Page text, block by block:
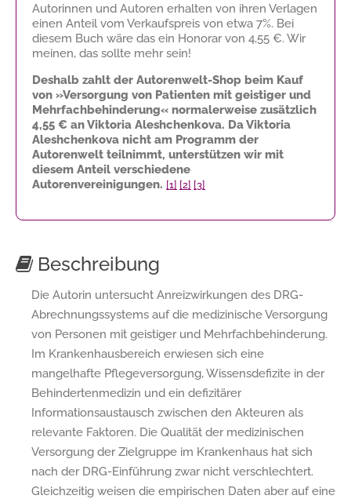
Autorinnen und Autoren erhalten von ihren Verlagen
einen Anteil vom Verkaufspreis von etwa 7%. Bei
diesem Buch wäre das ein Honorar von 4,55 €. Wir
meinen, das sollte mehr sein!
Deshalb zahlt der Autorenwelt-Shop beim Kauf
von »Versorgung von Patienten mit geistiger und
Mehrfachbehinderung« normalerweise zusätzlich
4,55 € an Viktoria Aleshchenkova. Da Viktoria
Aleshchenkova nicht am Programm der
Autorenwelt teilnimmt, unterstützen wir mit
diesem Anteil verschiedene
Autorenvereinigungen. [1] [2] [3]
Beschreibung
Die Autorin untersucht Anreizwirkungen des DRG-
Abrechnungssystems auf die medizinische Versorgung
von Personen mit geistiger und Mehrfachbehinderung.
Im Krankenhausbereich erwiesen sich eine
mangelhafte Pflegeversorgung, Wissensdefizite in der
Behindertenmedizin und ein defizitärer
Informationsaustausch zwischen den Akteuren als
relevante Faktoren. Die Qualität der medizinischen
Versorgung der Zielgruppe im Krankenhaus hat sich
nach der DRG-Einführung zwar nicht verschlechtert.
Gleichzeitig weisen die empirischen Daten aber auf eine